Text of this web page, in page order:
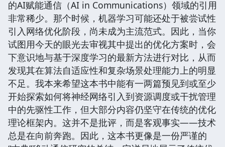
的AI赋能通信（AI in Communications）领域的引用
非常稀少。那个时候，机器学习可能还处于被尝试性
引入网络优化阶段，尚未成为主流范式。因此，当你
试图用今天的眼光去审视其中提出的优化方案时，会
下意识地与基于深度学习的最新方法进行对比，从而
发现其在算法自适应性和复杂场景处理能力上的明显
不足。我本来希望这本书中能有一两篇预见到或至少
开始探索如何将神经网络引入到资源调度或干扰管理
中的先驱性工作，但大部分内容仍坚守在传统的优化
理论框架内。这并不是批评，而是客观事实——技术
总是在向前奔跑。因此，这本书更像是一份严谨的